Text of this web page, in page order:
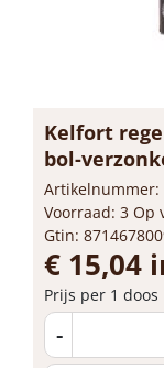
Kelfort
bol-
Artikelnummer:
Voorraad: 3 Op
Gtin:
€ 15,04
Prijs per 1 doos
-